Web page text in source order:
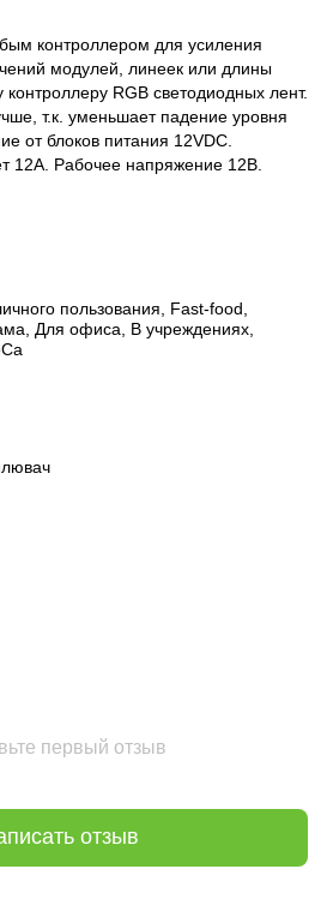
контроллером для усиления
модулей, линеек или длины
RGB светодиодных лент.
т.к. уменьшает падение уровня
от блоков питания 12VDC.
12А. Рабочее напряжение 12В.
пользования, Fast-food,
Для офиса, В учреждениях,
первый отзыв
отзыв